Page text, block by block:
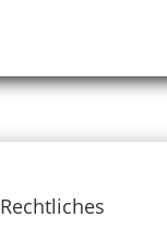
Rechtliches